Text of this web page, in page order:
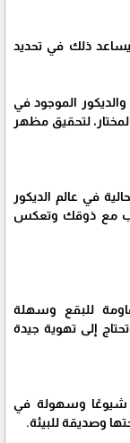
يساعد ذلك في تحديد
والديكور الموجود في
لتحقيق مظهر
في عالم الديكور
مع ذوقك وتعكس
للبقع وسهلة
إلى تهوية جيدة
شيوعًا وسهولة في
وصديقة للبيئة.